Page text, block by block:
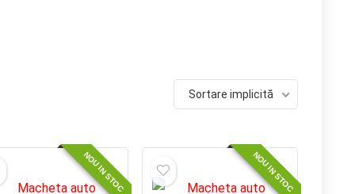
Sortare implicită
NOU IN STOC NOU IN STOC